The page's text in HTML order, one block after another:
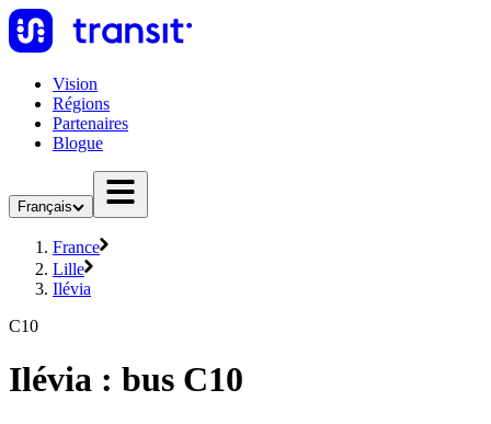
Vision
Régions
Partenaires
Blogue
Français
France
Lille
Ilévia
C10
Ilévia : bus C10